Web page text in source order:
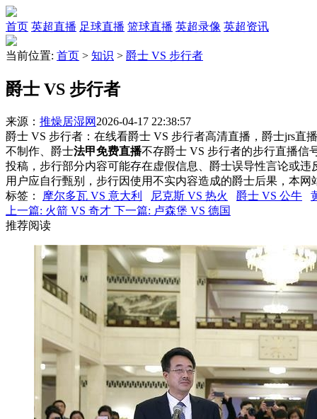
首页 英超直播 足球直播 篮球直播 英超录像 英超资讯
当前位置: 首页 > 知识 > 爵士 VS 步行者
爵士 VS 步行者
来源： 推燥居湿网 2026-04-17 22:38:57
爵士 VS 步行者：在线看爵士 VS 步行者高清直播，爵士jrs直
不制作、爵士法甲免费直播不存爵士 VS 步行者的步行直播信
投稿，步行部分内容可能存在虚假信息、爵士误导性言论或
用户应自行甄别，步行因使用不实内容造成的爵士后果，本网
标签 ： 摩尔多瓦 VS 意大利 尼克斯 VS 热火 爵士 VS 公牛
上一篇: 火箭 VS 奇才 下一篇: 卢森堡 VS 德国
推荐阅读